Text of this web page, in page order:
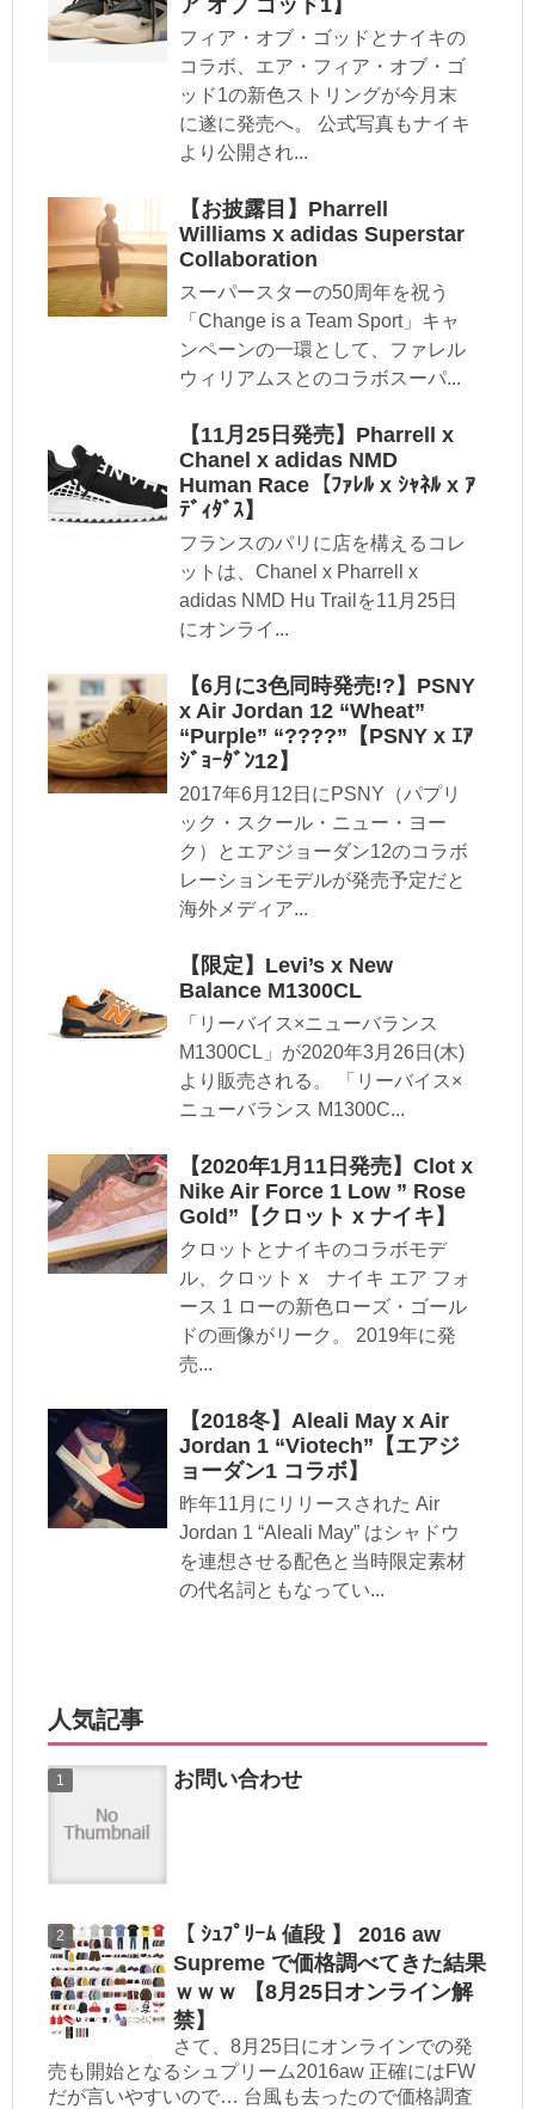
ア オブ ゴッド1】
フィア・オブ・ゴッドとナイキの
コラボ、エア・フィア・オブ・ゴ
ッド1の新色ストリングが今月末
に遂に発売へ。 公式写真もナイキ
より公開され...
【お披露目】Pharrell
Williams x adidas Superstar
Collaboration
スーパースターの50周年を祝う
「Change is a Team Sport」キャ
ンペーンの一環として、ファレル
ウィリアムスとのコラボスーパ...
【11月25日発売】Pharrell x
Chanel x adidas NMD
Human Race【ﾌｧﾚﾙ x ｼｬﾈﾙ x ｱ
ﾃﾞｨﾀﾞｽ】
フランスのパリに店を構えるコレ
ットは、Chanel x Pharrell x
adidas NMD Hu Trailを11月25日
にオンライ...
【6月に3色同時発売!?】PSNY
x Air Jordan 12 “Wheat”
“Purple” “????”【PSNY x ｴｱ
ｼﾞｮｰﾀﾞﾝ12】
2017年6月12日にPSNY（パプリ
ック・スクール・ニュー・ヨー
ク）とエアジョーダン12のコラボ
レーションモデルが発売予定だと
海外メディア...
【限定】Levi’s x New
Balance M1300CL
「リーバイス×ニューバランス
M1300CL」が2020年3月26日(木)
より販売される。 「リーバイス×
ニューバランス M1300C...
【2020年1月11日発売】Clot x
Nike Air Force 1 Low ” Rose
Gold”【クロット x ナイキ】
クロットとナイキのコラボモデ
ル、クロット x ナイキ エア フォ
ース 1 ローの新色ローズ・ゴール
ドの画像がリーク。 2019年に発
売...
【2018冬】Aleali May x Air
Jordan 1 “Viotech”【エアジ
ョーダン1 コラボ】
昨年11月にリリースされた Air
Jordan 1 “Aleali May” はシャドウ
を連想させる配色と当時限定素材
の代名詞ともなってい...
人気記事
お問い合わせ
【 ｼｭﾌﾟﾘｰﾑ 値段 】 2016 aw
Supreme で価格調べてきた結果
ｗｗｗ 【8月25日オンライン解
禁】
さて、8月25日にオンラインでの発
売も開始となるシュプリーム2016aw 正確にはFW
だが言いやすいので… 台風も去ったので価格調査